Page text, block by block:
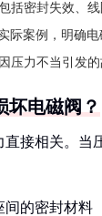
括密封失效、
际案例，明确
压力不当引发的
坏电磁阀？
接相关。当
间的密封材料